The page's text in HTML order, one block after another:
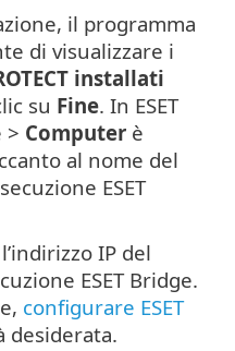
il programma
di visualizzare i
installati
su Fine. In ESET
> Computer è
al nome del
ESET
IP del
ESET Bridge.
configurare ESET
desiderata.